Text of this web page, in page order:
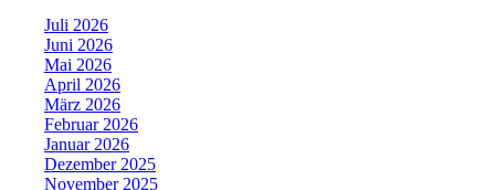
Juli 2026
Juni 2026
Mai 2026
April 2026
März 2026
Februar 2026
Januar 2026
Dezember 2025
November 2025